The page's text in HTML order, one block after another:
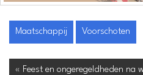
Maatschappij Voorschoten
« Feest en ongeregeldheden na